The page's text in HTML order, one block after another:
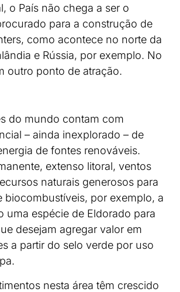
o País não chega a ser o
para a construção de
como acontece no norte da
e Rússia, por exemplo. No
outro ponto de atração.
do mundo contam com
– ainda inexplorado – de
de fontes renováveis.
extenso litoral, ventos
naturais generosos para
biocombustíveis, por exemplo, a
uma espécie de Eldorado para
desejam agregar valor em
a partir do selo verde por uso
nesta área têm crescido